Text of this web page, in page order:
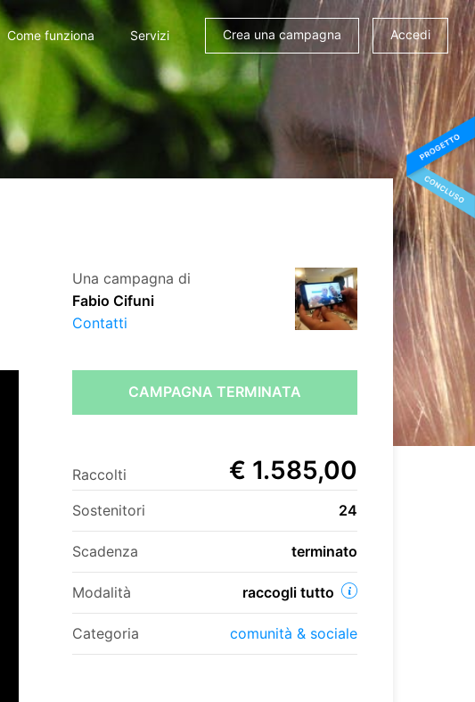
Come funziona Servizi Crea una campagna Accedi
Una campagna di
Fabio Cifuni
Contatti
CAMPAGNA TERMINATA
Raccolti € 1.585,00
Sostenitori 24
Scadenza terminato
Modalità raccogli tutto
Categoria comunità & sociale